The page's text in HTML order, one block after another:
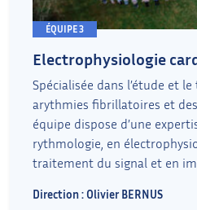
ÉQUIPE 3
Electrophysiologie
Spécialisée dans l’étude et
arythmies fibrillatoires et
équipe dispose d’une
rythmologie, en
traitement du signal et en
Direction : Olivier BERNUS